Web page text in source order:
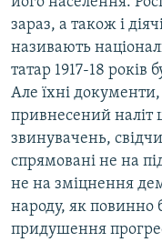
зараз, а також і
називають
татар 1917-18
Але їхні
привнесений наліт
звинувачень,
спрямовані не на
не на зміцнення
народу, як повинно
придушення